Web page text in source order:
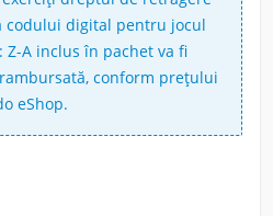
codului digital pentru jocul
Z-A inclus în pachet va fi
conform prețului
eShop.